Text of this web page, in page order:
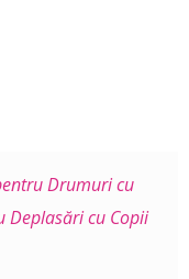
Drumuri cu
Deplasări cu Copii